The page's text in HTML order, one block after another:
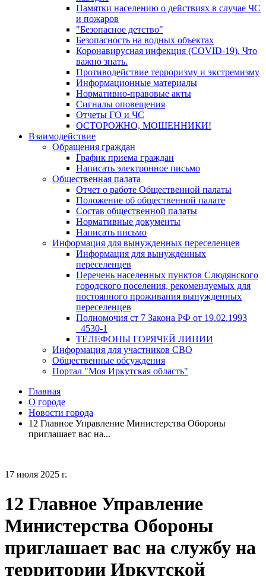
Памятки населению о действиях в случае ЧС
и пожаров
"Безопасное детство"
Безопасность на водных объектах
Коронавирусная инфекция (COVID-19). Что
важно знать.
Противодействие терроризму и экстремизму
Информационные материалы
Нормативно-правовые акты
Сигналы оповещения
Отчеты ГО и ЧС
ОСТОРОЖНО, МОШЕННИКИ!
Взаимодействие
Обращения граждан
График приема граждан
Написать электронное письмо
Общественная палата
Отчет о работе Общественной палаты
Положение об общественной палате
Состав общественной палаты
Нормативные документы
Написать письмо
Информация для вынужденных переселенцев
Информация для вынужденных
переселенцев
Перечень населенных пунктов Слюдянского
городского поселения, рекомендуемых для
постоянного проживания вынужденных
переселенцев
Полномочия ст 7 Закона РФ от 19.02.1993
_4530-1
ТЕЛЕФОНЫ ГОРЯЧЕЙ ЛИНИИ
Информация для участников СВО
Общественные обсуждения
Портал "Моя Иркутская область"
Главная
О городе
Новости города
12 Главное Управление Министерства Обороны
приглашает вас на...
17 июля 2025 г.
12 Главное Управление
Министерства Обороны
приглашает вас на службу на
территории Иркутской